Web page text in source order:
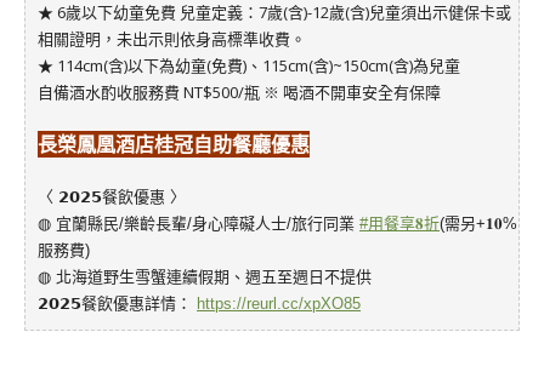
★ 6歲以下幼童免費 兒童定義：7歲(含)-12歲(含)兒童須出示健保卡或
相關證明，未出示則依身高標準收費。
★ 114cm(含)以下為幼童(免費)、115cm(含)~150cm(含)為兒童
自備酒水酌收服務費 NT$500/瓶 ※ 喝酒不開車安全有保障
長榮鳳凰酒店桂冠自助餐廳優惠
〈 𝟮𝟬𝟮𝟱餐飲優惠 〉
◍ 宜蘭縣民/樂齡長輩/身心障礙人士/旅行同業 #用餐享𝟖折(需另+𝟏𝟎%
服務費)
◍ 北海道野生雪蟹連續假期、週五至週日不提供
𝟮𝟬𝟮𝟱餐飲優惠詳情： https://reurl.cc/xpXO85